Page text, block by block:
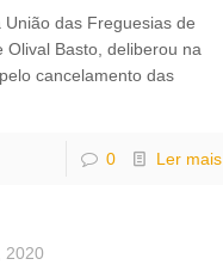
das Freguesias de
Olival Basto, deliberou na
cancelamento das
0 Ler mais
2020